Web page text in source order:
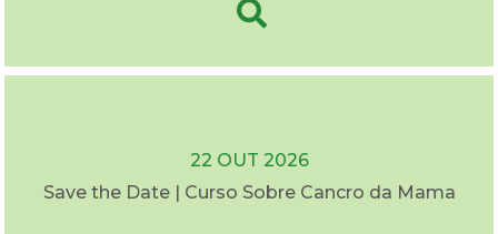
22 OUT 2026
Save the Date | Curso Sobre Cancro da Mama